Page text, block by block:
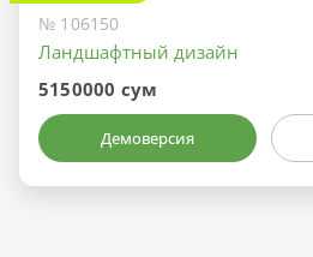
№ 106150
Ландшафтный дизайн
5150000 сум
Демоверсия